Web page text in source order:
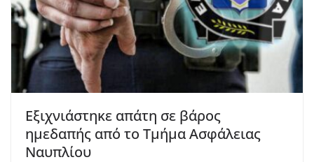
Εξιχνιάστηκε απάτη σε βάρος
ημεδαπής από το Τμήμα Ασφάλειας
Ναυπλίου